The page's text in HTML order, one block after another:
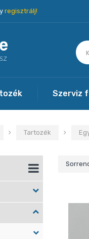
regisztrálj!
Szerviz
Tartozék